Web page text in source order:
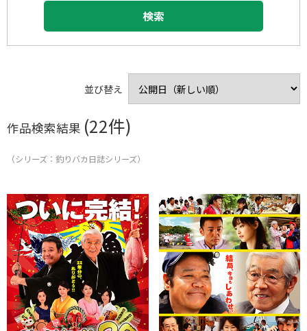
アニメ
TVドラマ
その他
ジャンル
人間ドラマ
ホラー
時代劇
アクション
SF・ファンタジー
社会派
ミステリー・サスペンス
ミュージカル・音楽映画
文芸作品
戦争
エロス
これぞエンターテインメント
せつない恋が観たい
豪華キャストが観たい
人生に迷ったら
これぞカルトムービー
音楽も楽しみたい
検索
溝口健二監督作品
小林正樹監督作品
山田洋次監督作品
篠田正浩監督作品
深作欣二監督作品
並び替え
作品検索結果 (22件)
（シリーズ：釣りバカ日誌シリーズ）